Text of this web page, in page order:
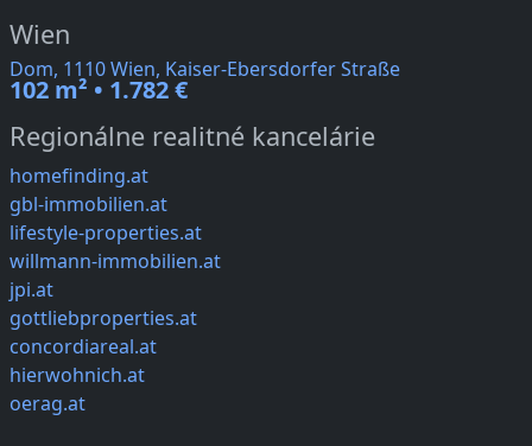
Wien
Dom, 1110 Wien, Kaiser-Ebersdorfer Straße
102 m² • 1.782 €
Regionálne realitné kancelárie
homefinding.at
gbl-immobilien.at
lifestyle-properties.at
willmann-immobilien.at
jpi.at
gottliebproperties.at
concordiareal.at
hierwohnich.at
oerag.at